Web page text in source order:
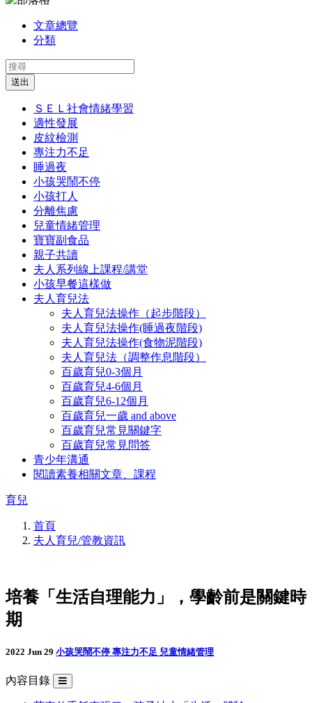
文章總覽
分類
送出
ＳＥＬ社會情緒學習
適性發展
皮紋檢測
專注力不足
睡過夜
小孩哭鬧不停
小孩打人
分離焦慮
兒童情緒管理
寶寶副食品
親子共讀
夫人系列線上課程/講堂
小孩早餐這樣做
夫人育兒法
夫人育兒法操作（起步階段）
夫人育兒法操作(睡過夜階段)
夫人育兒法操作(食物泥階段)
夫人育兒法（調整作息階段）
百歲育兒0-3個月
百歲育兒4-6個月
百歲育兒6-12個月
百歲育兒一歲 and above
百歲育兒常見關鍵字
百歲育兒常見問答
青少年溝通
閱讀素養相關文章、課程
育兒
首頁
夫人育兒/管教資訊
培養「生活自理能力」，學齡前是關鍵時
期
2022 Jun 29 小孩哭鬧不停 專注力不足 兒童情緒管理
內容目錄